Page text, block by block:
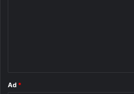
Ad *